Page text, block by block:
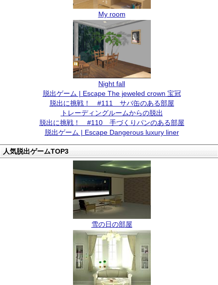
My room
Night fall
脱出ゲーム | Escape The jeweled crown 宝冠
脱出に挑戦！ #111 サバ缶のある部屋
トレーディングルームからの脱出
脱出に挑戦！ #110 手づくりパンのある部屋
脱出ゲーム | Escape Dangerous luxury liner
人気脱出ゲームTOP3
雪の日の部屋